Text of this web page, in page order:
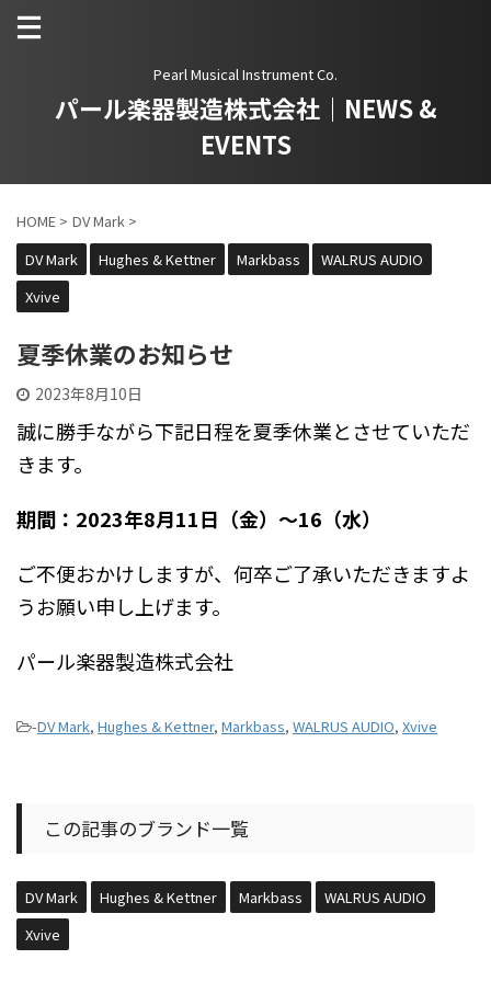
Pearl Musical Instrument Co.
パール楽器製造株式会社｜NEWS &
EVENTS
HOME > DV Mark >
DV Mark
Hughes & Kettner Markbass
WALRUS AUDIO
Xvive
夏季休業のお知らせ
2023年8月10日
誠に勝手ながら下記日程を夏季休業とさせていただ
きます。
期間：2023年8月11日（金）～16（水）
ご不便おかけしますが、何卒ご了承いただきますよ
うお願い申し上げます。
パール楽器製造株式会社
-DV Mark, Hughes & Kettner, Markbass, WALRUS AUDIO, Xvive
この記事のブランド一覧
DV Mark Hughes & Kettner Markbass
WALRUS AUDIO
Xvive